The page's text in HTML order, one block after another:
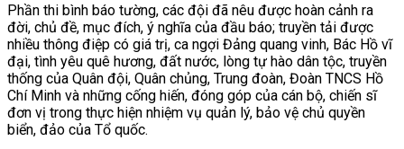
Phần thi bình báo tường, các đội đã nêu được hoàn cảnh ra
đời, chủ đề, mục đích, ý nghĩa của đầu báo; truyền tải được
nhiều thông điệp có giá trị, ca ngợi Đảng quang vinh, Bác Hồ vĩ
đại, tình yêu quê hương, đất nước, lòng tự hào dân tộc, truyền
thống của Quân đội, Quân chủng, Trung đoàn, Đoàn TNCS Hồ
Chí Minh và những cống hiến, đóng góp của cán bộ, chiến sĩ
đơn vị trong thực hiện nhiệm vụ quản lý, bảo vệ chủ quyền
biển, đảo của Tổ quốc.